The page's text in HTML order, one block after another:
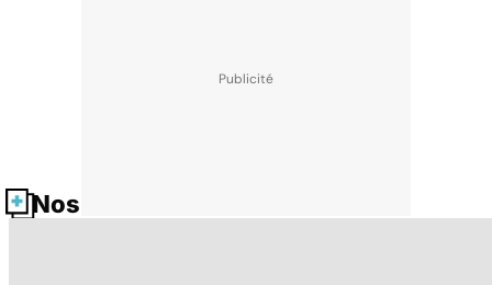
Nos fiches santé